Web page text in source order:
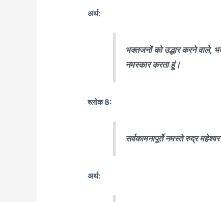
अर्थ:
भक्तजनों को उद्धार करने वाले,
नमस्कार करता हूं।
श्लोक 8:
सर्वकामनापूर्ते नमस्ते रुद्र
अर्थ: